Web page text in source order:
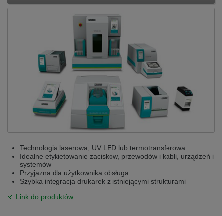
Technologia laserowa, UV LED lub termotransferowa
Idealne etykietowanie zacisków, przewodów i kabli, urządzeń i
systemów
Przyjazna dla użytkownika obsługa
Szybka integracja drukarek z istniejącymi strukturami
Link do produktów